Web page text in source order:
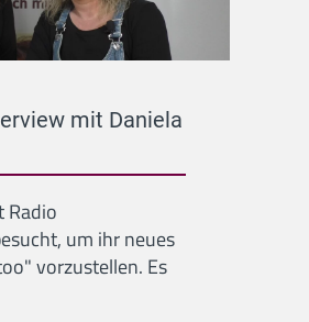
mit Daniela
Radio
um ihr neues
vorzustellen. Es